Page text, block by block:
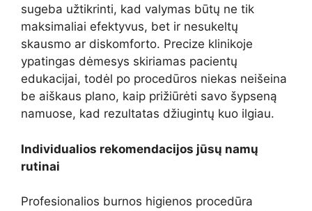
sugeba užtikrinti, kad valymas būtų ne tik
maksimaliai efektyvus, bet ir nesukeltų
skausmo ar diskomforto. Precize klinikoje
ypatingas dėmesys skiriamas pacientų
edukacijai, todėl po procedūros niekas neišeina
be aiškaus plano, kaip prižiūrėti savo šypseną
namuose, kad rezultatas džiugintų kuo ilgiau.
Individualios rekomendacijos jūsų namų
rutinai
Profesionalios burnos higienos procedūra